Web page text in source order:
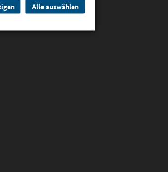
Alle auswählen